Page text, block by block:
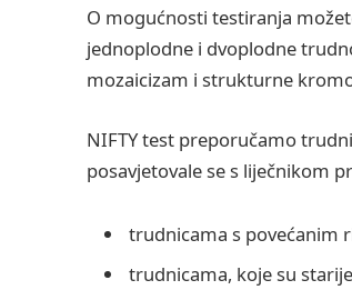
O mogućnosti testiranja
jednoplodne i dvoplodne
mozaicizam i strukturne
NIFTY test preporučamo
posavjetovale se s liječnikom
trudnicama s povećanim
trudnicama, koje su